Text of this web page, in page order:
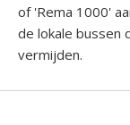
of 'Rema 1000'
de lokale bussen
vermijden.